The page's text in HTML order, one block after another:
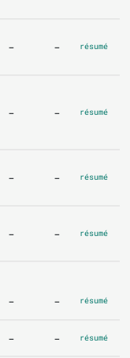
- - résumé
- - résumé
- - résumé
- - résumé
- - résumé
- - résumé